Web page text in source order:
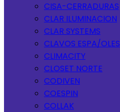
CISA-CERRADURAS
CLAR ILUMINACION
CLAR SYSTEMS
CLAVOS ESPA/OLES
CLIMACITY
CLOSET NORTE
CODIVEN
COESPIN
COLLAK